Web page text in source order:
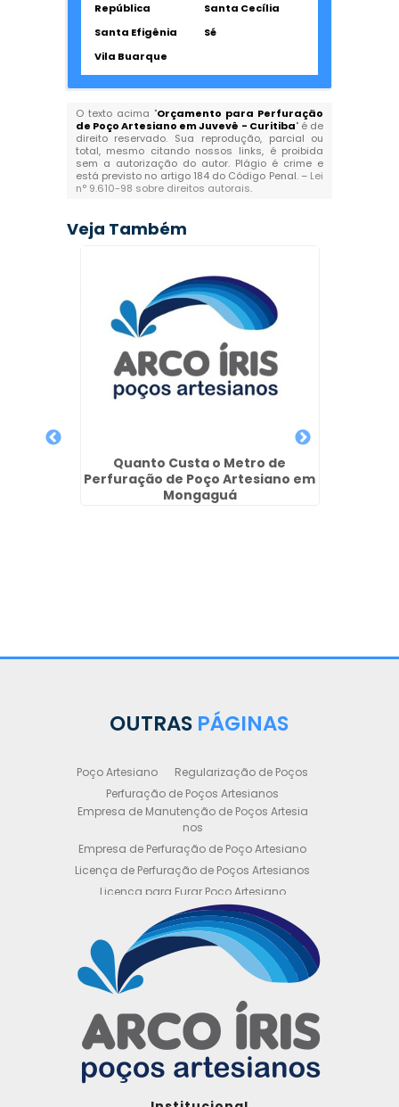
República
Santa Cecília
Santa Efigênia
Sé
Vila Buarque
O texto acima "Orçamento para Perfuração
de Poço Artesiano em Juvevê - Curitiba" é de
direito reservado. Sua reprodução, parcial ou
total, mesmo citando nossos links, é proibida
sem a autorização do autor. Plágio é crime e
está previsto no artigo 184 do Código Penal. – Lei
n° 9.610-98 sobre direitos autorais.
Veja Também
Quanto Custa o Metro de
Perfuração de Poço Artesiano em
Mongaguá
OUTRAS PÁGINAS
Poço Artesiano
Regularização de Poços
Perfuração de Poços Artesianos
Empresa de Manutenção de Poços Artesia
nos
Empresa de Perfuração de Poço Artesiano
Licença de Perfuração de Poços Artesianos
Licença para Furar Poço Artesiano
Licença para Perfuração de Poço Artesiano
Licença para Poço Semi Artesiano
Manutenção de Poço Semi Artesiano
Manutenção Preventiva de Poços Artesiano
Obtenha sua Licença de Perfuração de Poç
o Artesiano
Orçamento de Poço Semi Artesiano
Orçamento para Perfuração de Poço Artesi
ano
Outorga DAEE para Poço Artesiano